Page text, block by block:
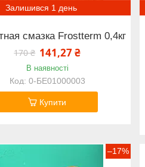
Залишився 1 день
смазка Frostterm 0,4кг
170 ₴ 141,27 ₴
В наявності
0-БЕ01000003
Купити
–17%